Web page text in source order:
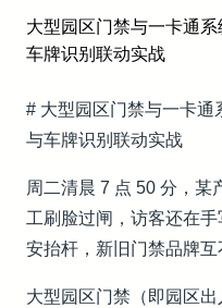
大型园区门禁与一卡通
车牌识别联动实战
# 大型园区门禁与一卡通
与车牌识别联动实战
周二清晨 7 点 50 分，某
工刷脸过闸，访客还在
安抬杆，新旧门禁品牌
大型园区门禁（即园区